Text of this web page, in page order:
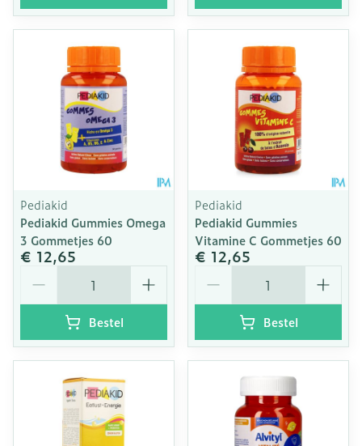
Pediakid
Pediakid Gummies Omega
3 Gommetjes 60
€ 12,65
Bestel
Pediakid
Pediakid Gummies
Vitamine C Gommetjes 60
€ 12,65
Bestel